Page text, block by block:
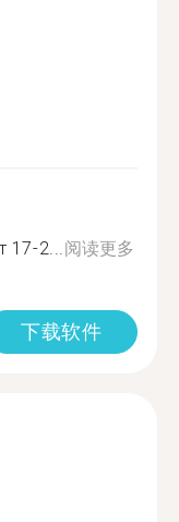
17-2...阅读更多
下载软件